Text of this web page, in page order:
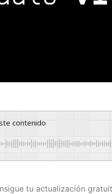
contenido
tu actualización